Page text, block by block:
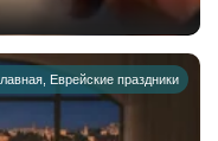
Еврейские праздники